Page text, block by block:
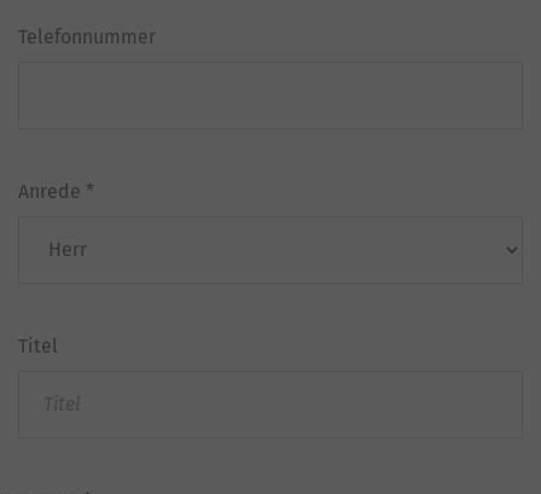
Telefonnummer
Anrede *
Titel